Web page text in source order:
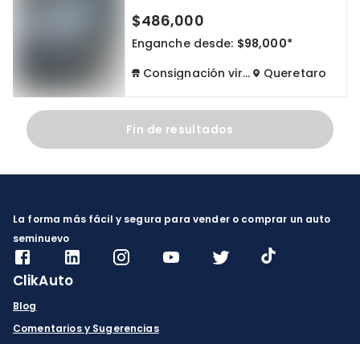
$486,000
Enganche desde: $98,000*
Consignación virtual
Queretaro
Fin de resultados
La forma más fácil y segura para vender o comprar un auto
seminuevo
ClikAuto
Blog
Comentarios y Sugerencias